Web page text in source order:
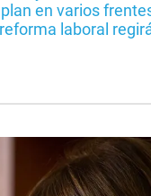
en varios
laboral